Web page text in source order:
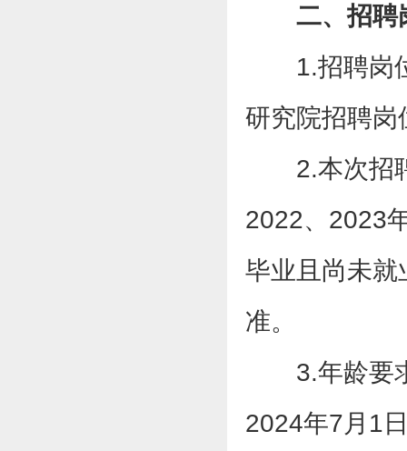
二、招聘
1.招聘岗
研究院招聘岗
2.本次招
2022、2023
毕业且尚未就
准。
3.年龄要
2024年7月1